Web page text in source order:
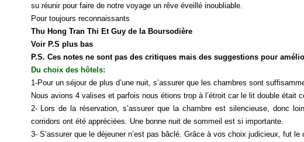
su réunir pour faire de notre voyage un rêve éveillé inoubliable.
Pour toujours reconnaissants
Thu Hong Tran Thi Et Guy de la Boursodière
Voir P.S plus bas
P.S. Ces notes ne sont pas des critiques mais des suggestions pour
Du choix des hôtels:
1-Pour un séjour de plus d’une nuit, s’assurer que les chambres sont
Nous avions 4 valises et parfois nous étions trop à l’étroit car le lit double était
2- Lors de la réservation, s’assurer que la chambre est silencieuse, donc
corridors ont été appréciées. Une bonne nuit de sommeil est si importante.
3- S’assurer que le déjeuner n’est pas bâclé. Grâce à vos choix judicieux, fut le